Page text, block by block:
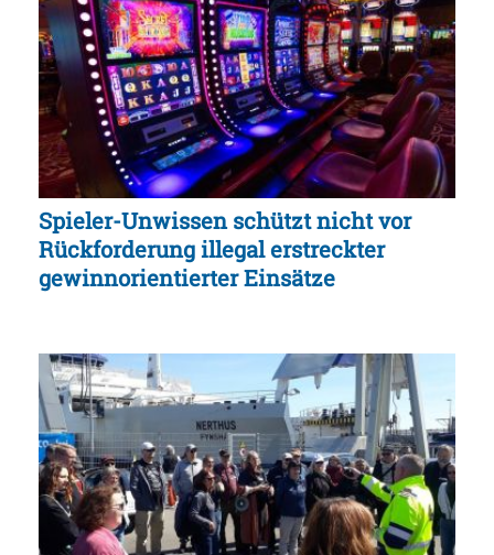
Spieler-Unwissen schützt nicht vor
Rückforderung illegal erstreckter
gewinnorientierter Einsätze